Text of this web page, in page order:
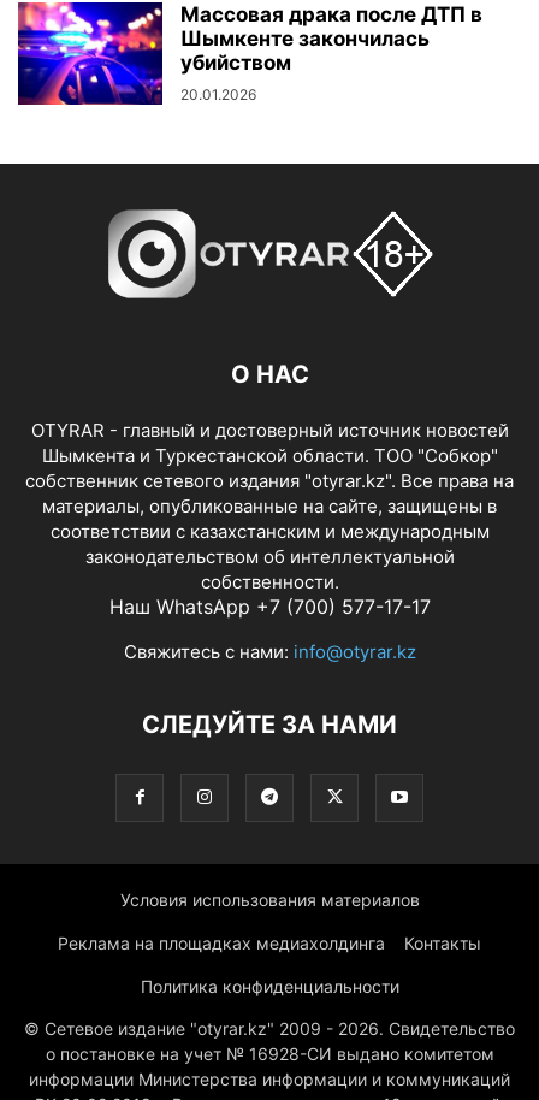
Массовая драка после ДТП в
Шымкенте закончилась
убийством
20.01.2026
О НАС
OTYRAR - главный и достоверный источник новостей
Шымкента и Туркестанской области. ТОО "Собкор"
собственник сетевого издания "otyrar.kz". Все права на
материалы, опубликованные на сайте, защищены в
соответствии с казахстанским и международным
законодательством об интеллектуальной
собственности.
Наш WhatsApp +7 (700) 577-17-17
Свяжитесь с нами: info@otyrar.kz
СЛЕДУЙТЕ ЗА НАМИ
Условия использования материалов
Реклама на площадках медиахолдинга Контакты
Политика конфиденциальности
© Сетевое издание "otyrar.kz" 2009 - 2026. Свидетельство
о постановке на учет № 16928-СИ выдано комитетом
информации Министерства информации и коммуникаций